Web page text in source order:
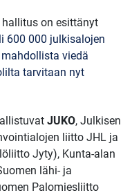
on esittänyt
600 000 julkisalojen
viedä
tarvitaan nyt
JUKO, Julkisen
liitto JHL ja
Jyty), Kunta-alan
lähi- ja
Palomiesliitto